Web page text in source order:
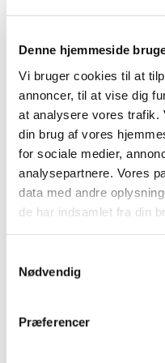
Denne hjemmeside
Vi bruger cookies til at
annoncer, til at vise dig
at analysere vores trafik.
din brug af vores
for sociale medier,
analysepartnere. Vores
data med andre
de har indsamlet fra din
Nødvendig
Præferencer
Hill's Science
Adult 7+ med
Skræddersyet ernæring
Hill's Science Plan Small
kylling er et komplet
sunde aldringsprocesser
år og opefter (op til 10 kg
dette foder din ældre
og livsglæde.
essentielle mineraler
for
til sund hud og en flot,